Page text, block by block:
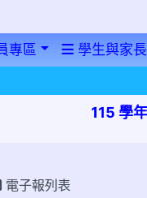
專區 學生與家
115 學
電子報列表